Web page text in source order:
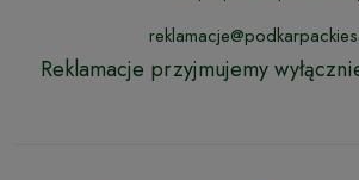
Reklamacje przyjmujemy